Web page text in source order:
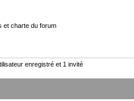
et charte du forum
enregistré et 1 invité